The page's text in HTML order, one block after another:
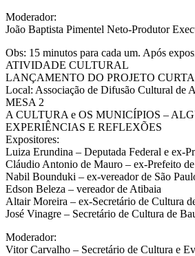
Moderador:
João Baptista Pimentel Neto-Produtor
Obs: 15 minutos para cada um. Após
ATIVIDADE CULTURAL
LANÇAMENTO DO PROJETO
Local: Associação de Difusão Cultural de
MESA 2
A CULTURA e OS MUNICÍPIOS –
EXPERIÊNCIAS E REFLEXÕES
Expositores:
Luiza Erundina – Deputada Federal e ex-
Cláudio Antonio de Mauro – ex-Prefeito
Nabil Bounduki – ex-vereador de São
Edson Beleza – vereador de Atibaia
Altair Moreira – ex-Secretário de Cultura
José Vinagre – Secretário de Cultura de
Moderador:
Vitor Carvalho – Secretário de Cultura e